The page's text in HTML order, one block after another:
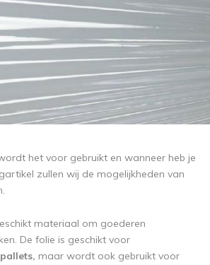
het voor gebruikt en wanneer heb je
zullen wij de mogelijkheden van
materiaal om goederen
De folie is geschikt voor
maar wordt ook gebruikt voor